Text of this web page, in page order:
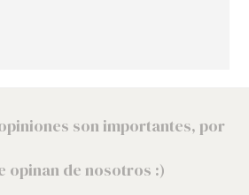
son importantes, por
opinan de nosotros :)